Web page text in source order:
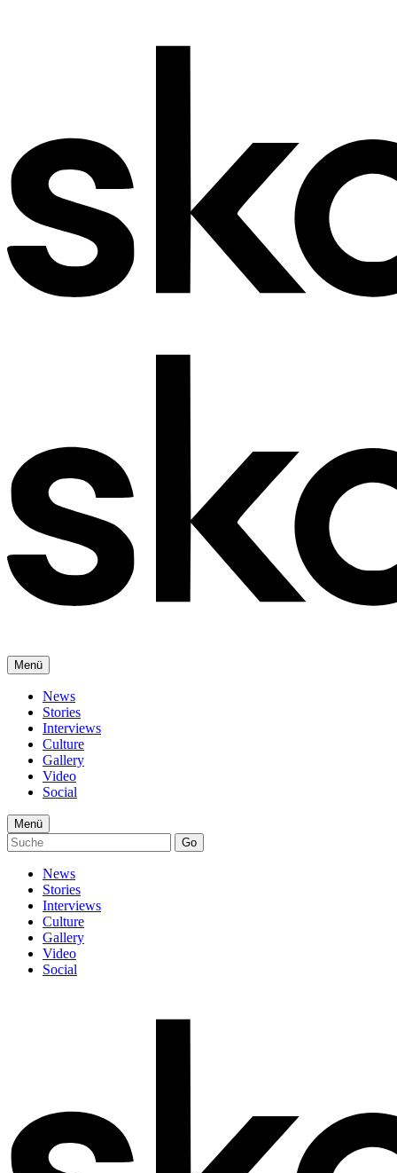
Menü
News
Stories
Interviews
Culture
Gallery
Video
Social
Menü
Go
News
Stories
Interviews
Culture
Gallery
Video
Social